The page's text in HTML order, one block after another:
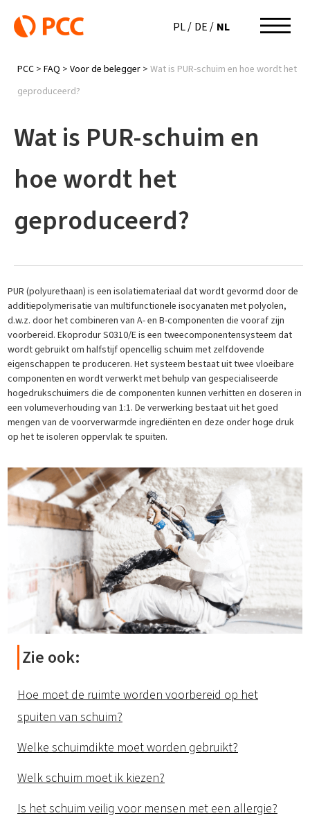
PL DE NL
PCC > FAQ > Voor de belegger > Wat is PUR-schuim en hoe wordt het
geproduceerd?
Wat is PUR-schuim en
hoe wordt het
geproduceerd?
PUR (polyurethaan) is een isolatiemateriaal dat wordt gevormd door de
additiepolymerisatie van multifunctionele isocyanaten met polyolen,
d.w.z. door het combineren van A- en B-componenten die vooraf zijn
voorbereid. Ekoprodur S0310/E is een tweecomponentensysteem dat
wordt gebruikt om halfstijf opencellig schuim met zelfdovende
eigenschappen te produceren. Het systeem bestaat uit twee vloeibare
componenten en wordt verwerkt met behulp van gespecialiseerde
hogedrukschuimers die de componenten kunnen verhitten en doseren in
een volumeverhouding van 1:1. De verwerking bestaat uit het goed
mengen van de voorverwarmde ingrediënten en deze onder hoge druk
op het te isoleren oppervlak te spuiten.
Zie ook:
Hoe moet de ruimte worden voorbereid op het
spuiten van schuim?
Welke schuimdikte moet worden gebruikt?
Welk schuim moet ik kiezen?
Is het schuim veilig voor mensen met een allergie?